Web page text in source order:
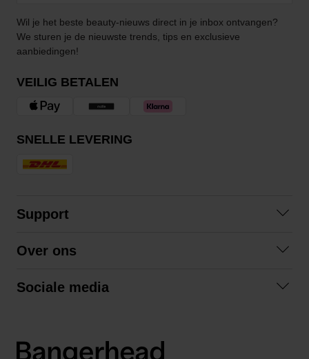
Wil je het beste beauty-nieuws direct in je inbox ontvangen?
We sturen je de nieuwste trends, tips en exclusieve
aanbiedingen!
VEILIG BETALEN
SNELLE LEVERING
Support
Algemene voorwaarden
Over ons
Sociale media
LinkedIn